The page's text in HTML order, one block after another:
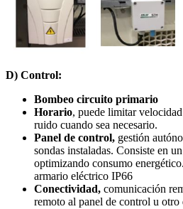
D) Control:
Bombeo circuito primario
Horario, puede limitar
ruido cuando sea necesario.
Panel de control, gestión
sondas instaladas. Consiste en
optimizando consumo
armario eléctrico IP66
Conectividad, comunicación
remoto al panel de control u